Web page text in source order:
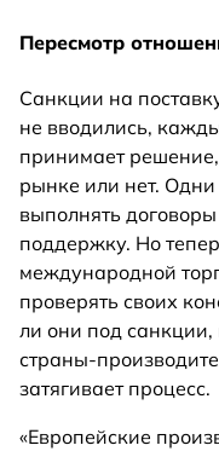
Пересмотр
Санкции на
не вводились,
принимает решение,
рынке или нет.
выполнять
поддержку. Но
международной
проверять своих
ли они под
страны-
затягивает процесс.
«Европейские